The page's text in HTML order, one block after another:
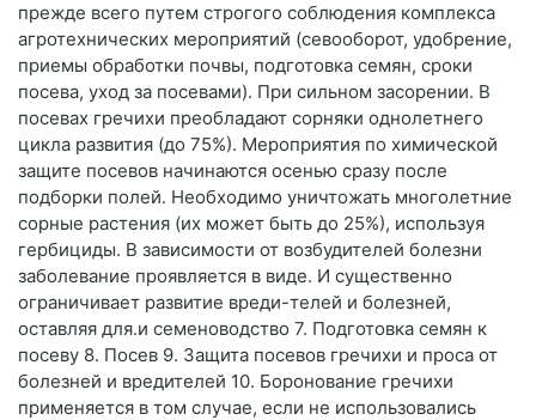
прежде всего путем строгого соблюдения комплекса
агротехнических мероприятий (севооборот, удобрение,
приемы обработки почвы, подготовка семян, сроки
посева, уход за посевами). При сильном засорении. В
посевах гречихи преобладают сорняки однолетнего
цикла развития (до 75%). Мероприятия по химической
защите посевов начинаются осенью сразу после
подборки полей. Необходимо уничтожать многолетние
сорные растения (их может быть до 25%), используя
гербициды. В зависимости от возбудителей болезни
заболевание проявляется в виде. И существенно
ограничивает развитие вреди-телей и болезней,
оставляя для.и семеноводство 7. Подготовка семян к
посеву 8. Посев 9. Защита посевов гречихи и проса от
болезней и вредителей 10. Боронование гречихи
применяется в том случае, если не использовались